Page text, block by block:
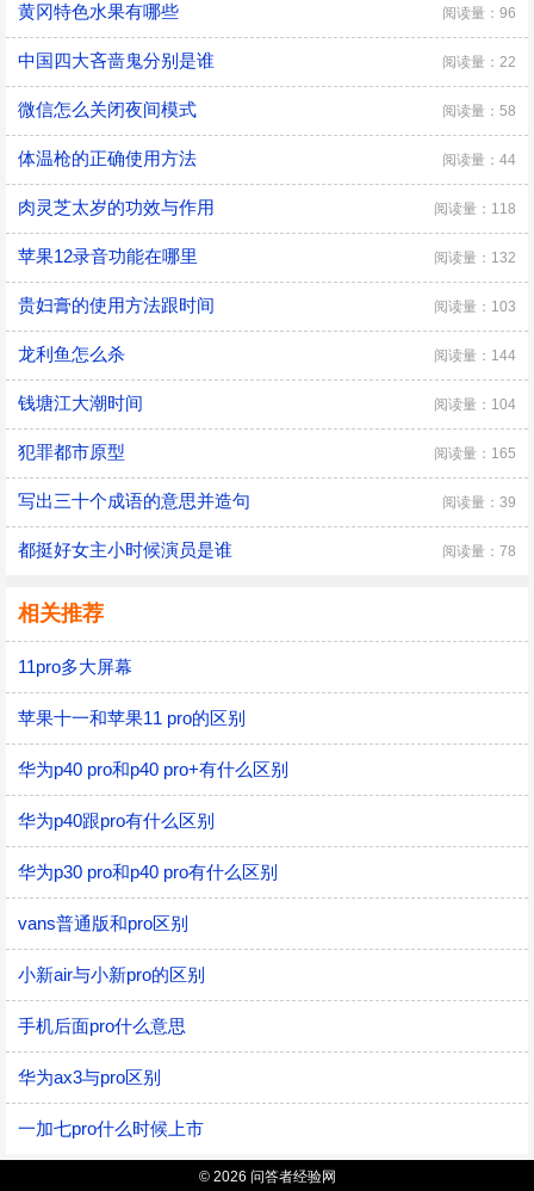
黄冈特色水果有哪些 阅读量：96
中国四大吝啬鬼分别是谁 阅读量：22
微信怎么关闭夜间模式 阅读量：58
体温枪的正确使用方法 阅读量：44
肉灵芝太岁的功效与作用 阅读量：118
苹果12录音功能在哪里 阅读量：132
贵妇膏的使用方法跟时间 阅读量：103
龙利鱼怎么杀 阅读量：144
钱塘江大潮时间 阅读量：104
犯罪都市原型 阅读量：165
写出三十个成语的意思并造句 阅读量：39
都挺好女主小时候演员是谁 阅读量：78
相关推荐
11pro多大屏幕
苹果十一和苹果11 pro的区别
华为p40 pro和p40 pro+有什么区别
华为p40跟pro有什么区别
华为p30 pro和p40 pro有什么区别
vans普通版和pro区别
小新air与小新pro的区别
手机后面pro什么意思
华为ax3与pro区别
一加七pro什么时候上市
© 2026 问答者经验网